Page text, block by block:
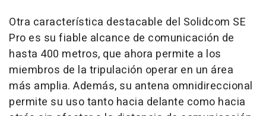
Otra característica destacable del Solidcom SE
Pro es su fiable alcance de comunicación de
hasta 400 metros, que ahora permite a los
miembros de la tripulación operar en un área
más amplia. Además, su antena omnidireccional
permite su uso tanto hacia delante como hacia